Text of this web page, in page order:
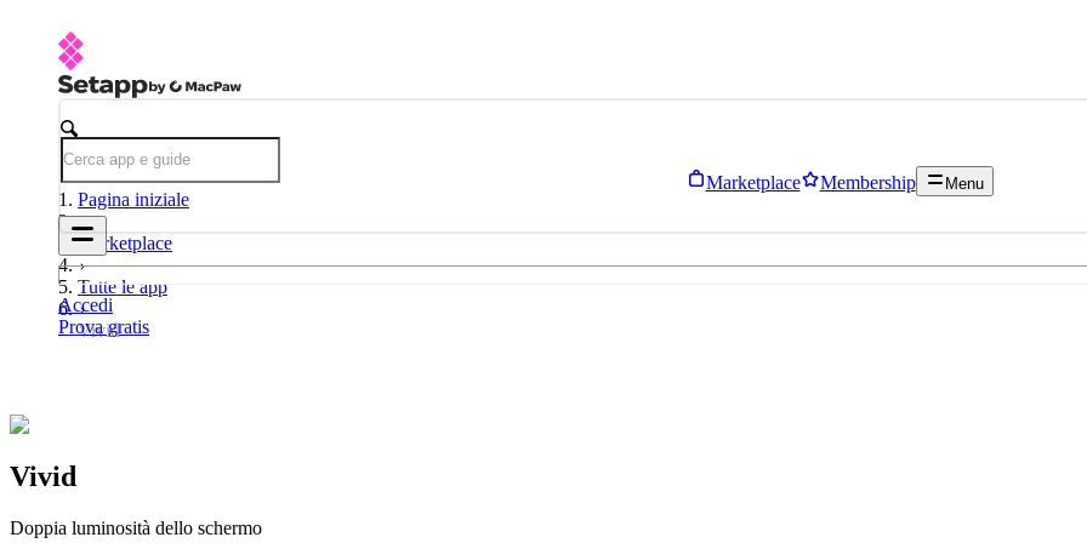
Marketplace Membership Menu
Accedi
Prova gratis
Pagina iniziale
Marketplace
Tutte le app
Vivid
Vivid
Doppia luminosità dello schermo